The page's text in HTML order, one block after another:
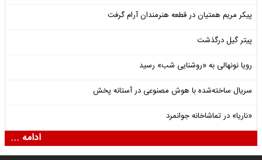
پیکر مریم همتیان در قطعه هنرمندان آرام گرفت
پیتر گیل درگذشت
رویا نونهالی به «روشنایی شب» رسید
سریال ساخته‌شده با هوش مصنوعی در آستانه پخش
«ناریا» در تماشاخانه جوانمرد
ادامه ...